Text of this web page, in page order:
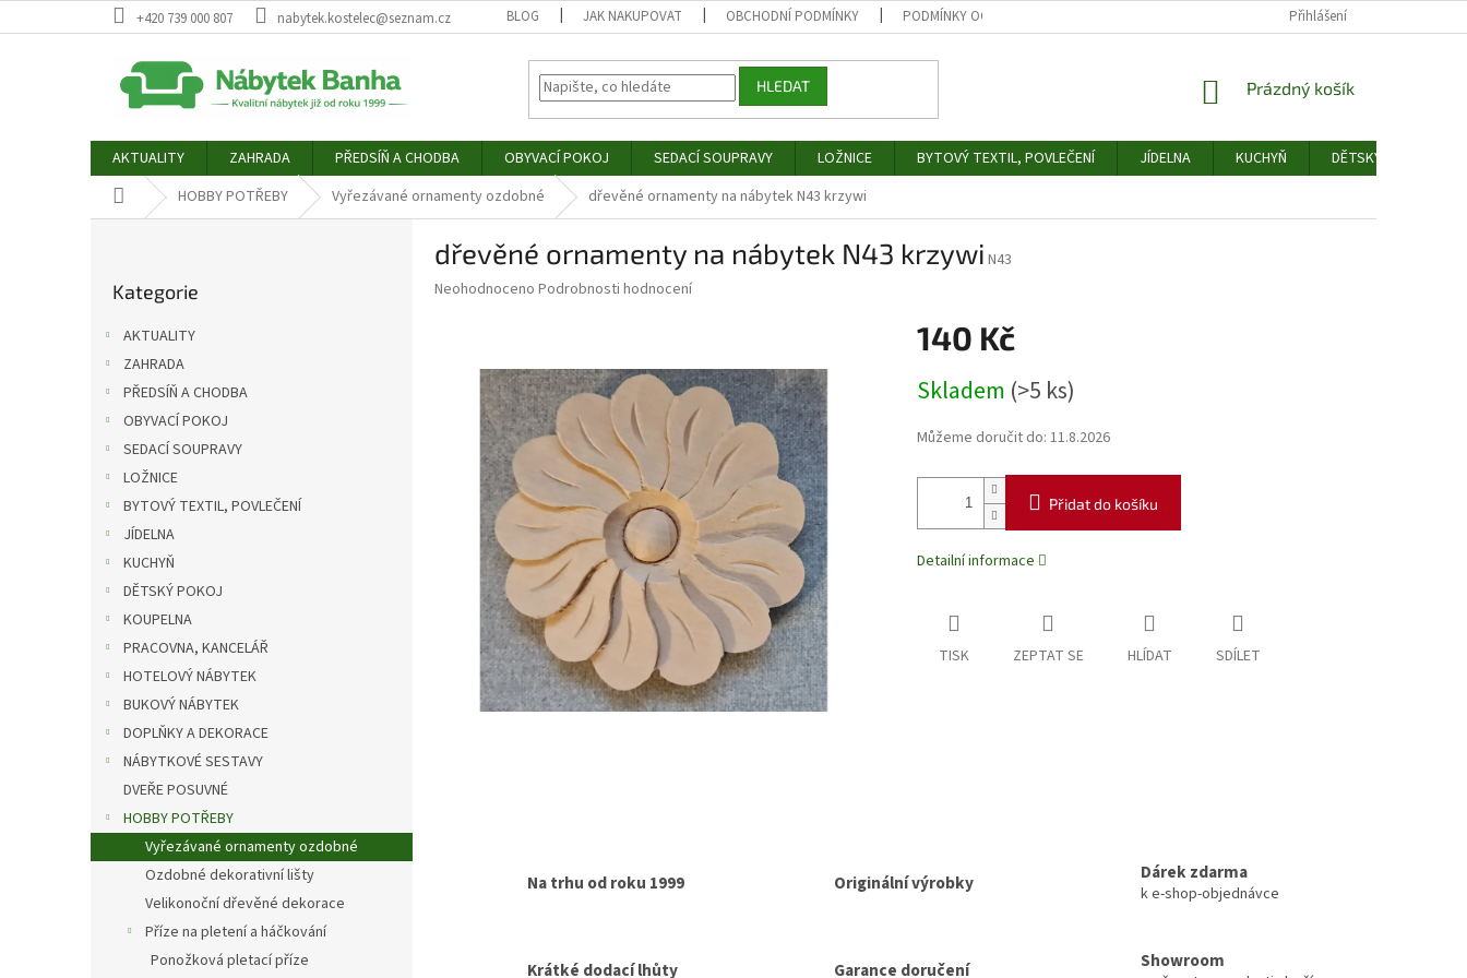
na
+420 739 000 807 nabytek.kostelec@seznam.cz BLOG JAK NAKUPOVAT OBCHODNÍ PODMÍNKY PODMÍNKY OCHRANY OSOBNÍCH ÚDAJŮ ODSTOUPENÍ OD SMLOUVY
Přihlášení
HLEDAT
NÁKUPNÍ
Prázdný košík
AKTUALITY ZAHRADA PŘEDSÍŇ A CHODBA OBYVACÍ POKOJ SEDACÍ SOUPRAVY LOŽNICE BYTOVÝ TEXTIL, POVLEČENÍ JÍDELNA KUCHYŇ
DĚTSKÝ POKOJ
Domů HOBBY POTŘEBY Vyřezávané ornamenty ozdobné dřevěné ornamenty na nábytek N43 krzywi
kategorie
Kategorie
AKTUALITY
ZAHRADA
PŘEDSÍŇ A CHODBA
OBYVACÍ POKOJ
SEDACÍ SOUPRAVY
LOŽNICE
BYTOVÝ TEXTIL, POVLEČENÍ
JÍDELNA
KUCHYŇ
DĚTSKÝ POKOJ
KOUPELNA
PRACOVNA, KANCELÁŘ
HOTELOVÝ NÁBYTEK
BUKOVÝ NÁBYTEK
DOPLŇKY A DEKORACE
NÁBYTKOVÉ SESTAVY
DVEŘE POSUVNÉ
HOBBY POTŘEBY
Vyřezávané ornamenty ozdobné
Ozdobné dekorativní lišty
Velikonoční dřevěné dekorace
Příze na pletení a háčkování
Ponožková pletací příze
dřevěné ornamenty na nábytek N43 krzywi N43
Průměrné
hvězdiček.
Neohodnoceno Podrobnosti hodnocení
140 Kč
cena:
Skladem (>5 ks)
Můžeme doručit do: 11.8.2026
Přidat do košíku
Detailní informace
TISK ZEPTAT SE HLÍDAT SDÍLET
Na trhu od roku 1999 Originální výrobky Dárek zdarma
k e-shop-objednávce
Krátké dodací lhůty Garance doručení Showroom